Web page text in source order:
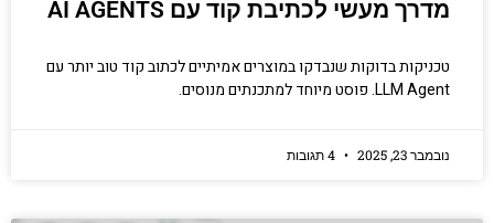
מדרך מעשי לכתיבת קוד עם AI AGENTS
טכניקות בדוקות שנבדקו במוצרים אמיתיים לכתוב קוד טוב יותר עם
LLM Agent. פוסט מיוחד למתכנתים מנוסים.
נובמבר 23, 2025